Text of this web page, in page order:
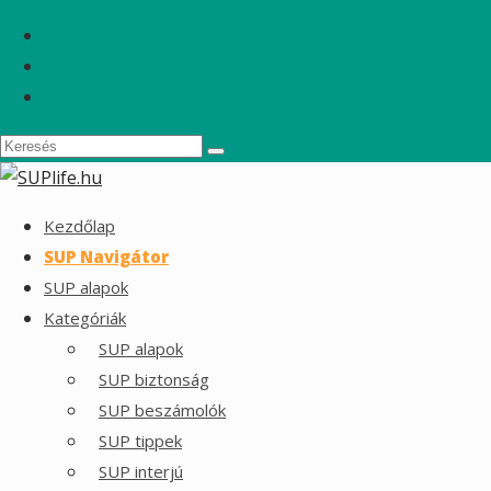
Kezdőlap
SUP Navigátor
SUP alapok
Kategóriák
SUP alapok
SUP biztonság
SUP beszámolók
SUP tippek
SUP interjú